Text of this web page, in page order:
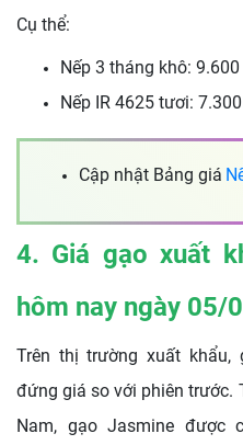
Cụ thể:
Nếp 3 tháng khô:
Nếp IR 4625 tươi:
Cập nhật Bảng giá
4. Giá gạo xuất
hôm nay ngày 05/
Trên thị trường xuất khẩu,
đứng giá so với phiên trước.
Nam, gạo Jasmine được